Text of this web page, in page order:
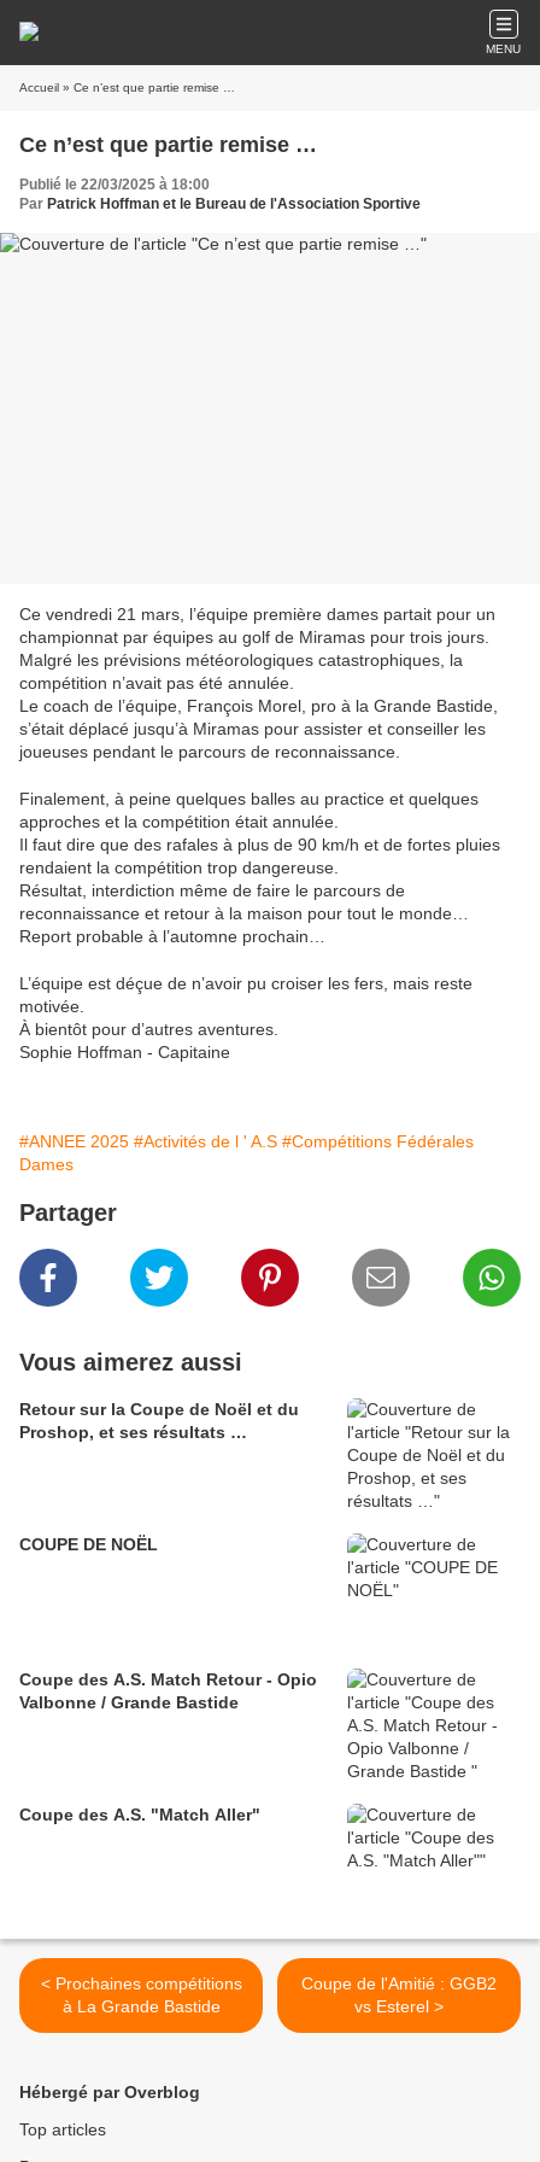
MENU
Accueil » Ce n’est que partie remise …
Ce n’est que partie remise …
Publié le 22/03/2025 à 18:00
Par Patrick Hoffman et le Bureau de l'Association Sportive
Ce vendredi 21 mars, l’équipe première dames partait pour un
championnat par équipes au golf de Miramas pour trois jours.
Malgré les prévisions météorologiques catastrophiques, la
compétition n’avait pas été annulée.
Le coach de l’équipe, François Morel, pro à la Grande Bastide,
s’était déplacé jusqu’à Miramas pour assister et conseiller les
joueuses pendant le parcours de reconnaissance.
Finalement, à peine quelques balles au practice et quelques
approches et la compétition était annulée.
Il faut dire que des rafales à plus de 90 km/h et de fortes pluies
rendaient la compétition trop dangereuse.
Résultat, interdiction même de faire le parcours de
Report probable à l’automne prochain…
L’équipe est déçue de n’avoir pu croiser les fers, mais reste
motivée.
À bientôt pour d’autres aventures.
Sophie Hoffman - Capitaine
#ANNEE 2025 #Activités de l ' A.S #Compétitions Fédérales
Dames
Partager
Vous aimerez aussi
Retour sur la Coupe de Noël et du
Proshop, et ses résultats …
COUPE DE NOËL
Coupe des A.S. Match Retour - Opio
Valbonne / Grande Bastide
Coupe des A.S. "Match Aller"
< Prochaines compétitions
à La Grande Bastide
Coupe de l'Amitié : GGB2
vs Esterel >
Hébergé par Overblog
Top articles